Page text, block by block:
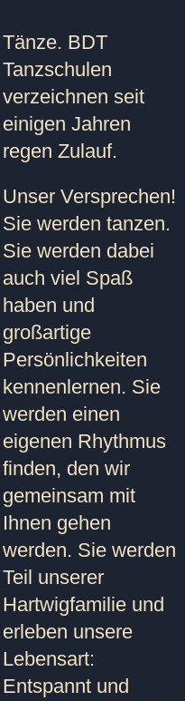
Tänze. BDT
Tanzschulen
verzeichnen seit
einigen Jahren
regen Zulauf.
Unser Versprechen!
Sie werden tanzen.
Sie werden dabei
auch viel Spaß
haben und
großartige
Persönlichkeiten
kennenlernen. Sie
werden einen
eigenen Rhythmus
finden, den wir
gemeinsam mit
Ihnen gehen
werden. Sie werden
Teil unserer
Hartwigfamilie und
erleben unsere
Lebensart:
Entspannt und